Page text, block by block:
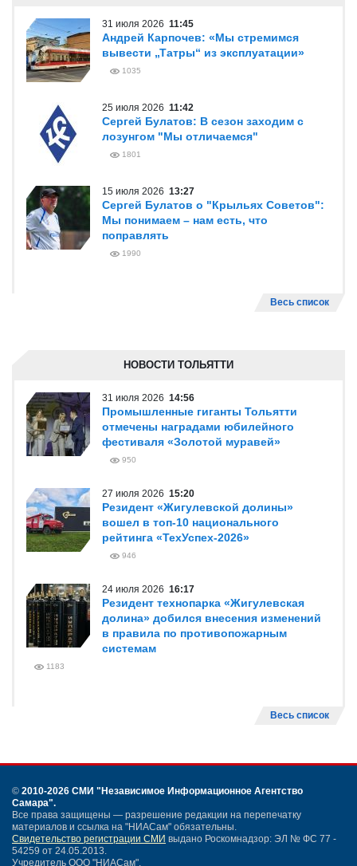
31 июля 2026 11:45
Андрей Карпочев: «Мы стремимся
вывести „Татры“ из эксплуатации»
1035
25 июля 2026 11:42
Сергей Булатов: В сезон заходим с
лозунгом "Мы отличаемся"
1801
15 июля 2026 13:27
Сергей Булатов о "Крыльях Советов":
Мы понимаем – нам есть, что
поправлять
1990
Весь список
НОВОСТИ ТОЛЬЯТТИ
31 июля 2026 14:56
Промышленные гиганты Тольятти
отмечены наградами юбилейного
фестиваля «Золотой муравей»
950
27 июля 2026 15:20
Резидент «Жигулевской долины»
вошел в топ-10 национального
рейтинга «ТехУспех-2026»
946
24 июля 2026 16:17
Резидент технопарка «Жигулевская
долина» добился внесения изменений
в правила по противопожарным
системам
1183
Весь список
© 2010-2026 СМИ "Независимое Информационное Агентство
Самара".
Все права защищены — разрешение редакции на перепечатку
материалов и ссылка на "НИАСам" обязательны.
Свидетельство регистрации СМИ выдано Роскомнадзор: ЭЛ № ФС 77 -
54259 от 24.05.2013.
Учредитель ООО "НИАСам".